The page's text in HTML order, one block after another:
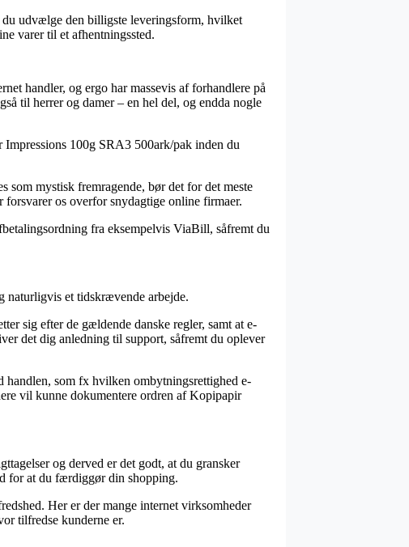
udvælge den billigste leveringsform, hvilket
varer til et afhentningssted.
handler, og ergo har massevis af forhandlere på
til herrer og damer – en hel del, og endda nogle
100g SRA3 500ark/pak inden du
som mystisk fremragende, bør det for det meste
os overfor snydagtige online firmaer.
fra eksempelvis ViaBill, såfremt du
naturligvis et tidskrævende arbejde.
sig efter de gældende danske regler, samt at e-
det dig anledning til support, såfremt du oplever
som fx hvilken ombytningsrettighed e-
vil kunne dokumentere ordren af Kopipapir
og derved er det godt, at du gransker
for at du færdiggør din shopping.
Her er der mange internet virksomheder
tilfredse kunderne er.